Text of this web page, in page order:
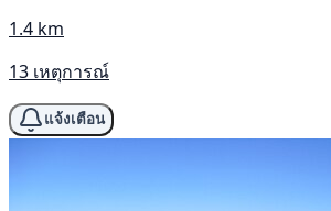
1.4 km
13 เหตุการณ์
แจ้งเตือน